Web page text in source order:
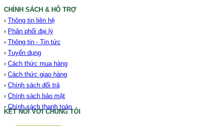
CHÍNH SÁCH & HỖ TRỢ
› Thông tin liên hệ
› Phân phối đại lý
› Thông tin - Tin tức
› Tuyển dụng
› Cách thức mua hàng
› Cách thức giao hàng
› Chính sách đổi trả
› Chính sách bảo mật
› Chính sách thanh toán
KẾT NỐI VỚI CHÚNG TÔI